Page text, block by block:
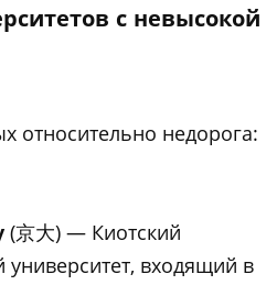
с невысокой
относительно недорога:
(京大) — Киотский
университет, входящий в